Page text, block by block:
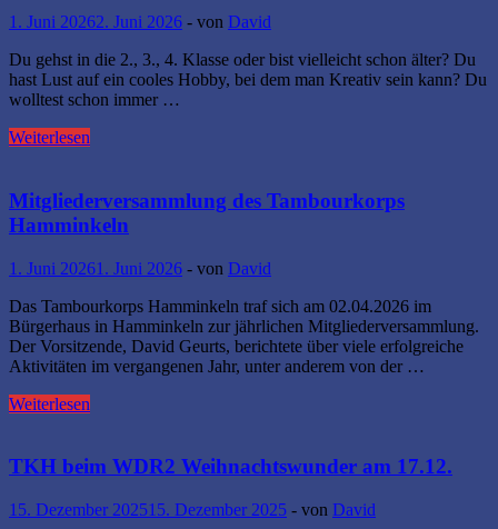
1. Juni 20262. Juni 2026 - von David
Du gehst in die 2., 3., 4. Klasse oder bist vielleicht schon älter? Du
hast Lust auf ein cooles Hobby, bei dem man Kreativ sein kann? Du
wolltest schon immer …
Schnupperübungsstunde
den
2.6.
um
Uhr
in
der
Turnhalle
der
Grundschule
Weiterlesen
Mitgliederversammlung des Tambourkorps
Hamminkeln
1. Juni 20261. Juni 2026 - von David
Das Tambourkorps Hamminkeln traf sich am 02.04.2026 im
Bürgerhaus in Hamminkeln zur jährlichen Mitgliederversammlung.
Der Vorsitzende, David Geurts, berichtete über viele erfolgreiche
Aktivitäten im vergangenen Jahr, unter anderem von der …
Mitgliederversammlung
Hamminkeln
Weiterlesen
TKH beim WDR2 Weihnachtswunder am 17.12.
15. Dezember 202515. Dezember 2025 - von David